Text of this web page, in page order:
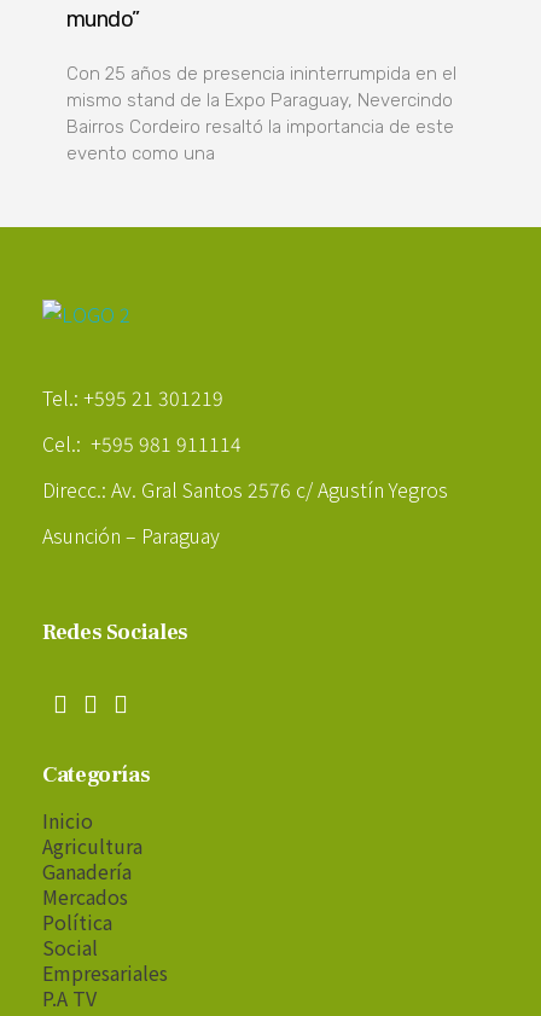
mundo”
Con 25 años de presencia ininterrumpida en el
mismo stand de la Expo Paraguay, Nevercindo
Bairros Cordeiro resaltó la importancia de este
evento como una
Tel.: +595 21 301219
Cel.: +595 981 911114
Direcc.: Av. Gral Santos 2576 c/ Agustín Yegros
Asunción – Paraguay
Redes Sociales
Categorías
Inicio
Agricultura
Ganadería
Mercados
Política
Social
Empresariales
P.A TV